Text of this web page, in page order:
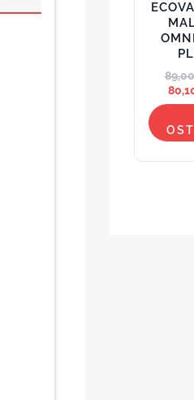
89,00